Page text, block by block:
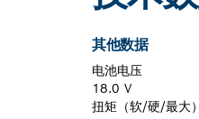
其他数据
电池电压
18.0 V
扭矩（软/硬/最大）